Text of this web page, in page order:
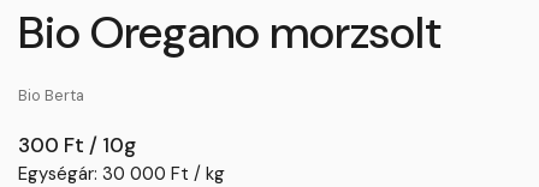
Bio Oregano morzsolt
Bio Berta
300 Ft / 10g
Egységár: 30 000 Ft / kg